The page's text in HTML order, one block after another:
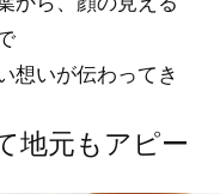
想いが伝わってき
地元もアピー